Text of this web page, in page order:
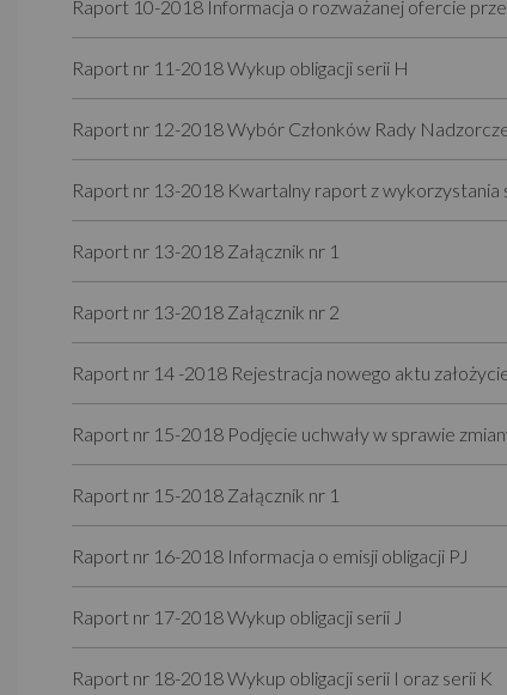
Raport 10-2018 Informacja o rozważanej ofercie
Raport nr 11-2018 Wykup obligacji serii H
Raport nr 12-2018 Wybór Członków Rady
Raport nr 13-2018 Kwartalny raport z wykorzystania
Raport nr 13-2018 Załącznik nr 1
Raport nr 13-2018 Załącznik nr 2
Raport nr 14 -2018 Rejestracja nowego aktu
Raport nr 15-2018 Podjęcie uchwały w sprawie
Raport nr 15-2018 Załącznik nr 1
Raport nr 16-2018 Informacja o emisji obligacji PJ
Raport nr 17-2018 Wykup obligacji serii J
Raport nr 18-2018 Wykup obligacji serii I oraz serii K